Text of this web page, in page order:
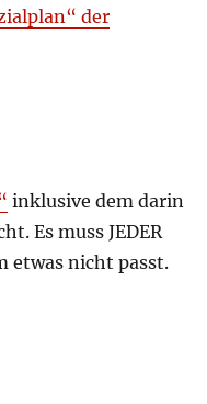
der
inklusive dem darin
Es muss JEDER
etwas nicht passt.